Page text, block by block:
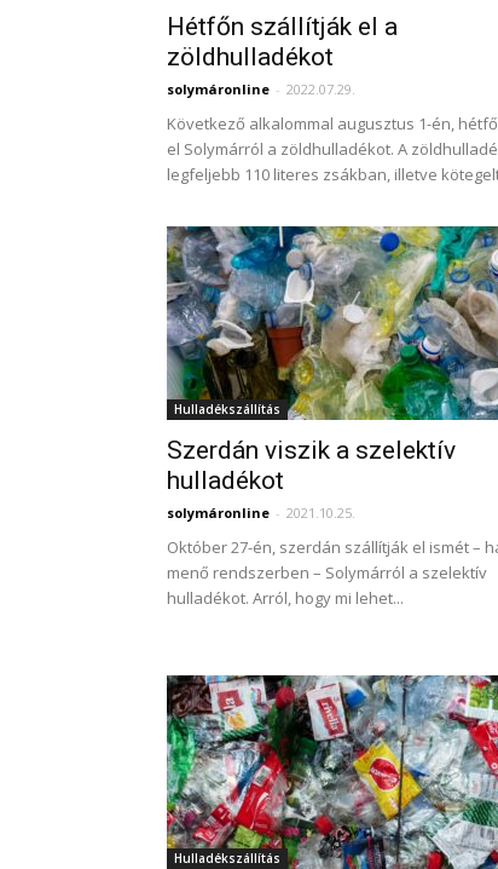
Hétfőn szállítják el a
zöldhulladékot
solymáronline - 2022.07.29.
Következő alkalommal augusztus 1-én,
el Solymárról a zöldhulladékot. A
legfeljebb 110 literes zsákban, illetve
Hulladékszállítás
Szerdán viszik a szelektív
hulladékot
solymáronline - 2021.10.25.
Október 27-én, szerdán szállítják el ismét –
menő rendszerben – Solymárról a szelektív
hulladékot. Arról, hogy mi lehet...
Hulladékszállítás